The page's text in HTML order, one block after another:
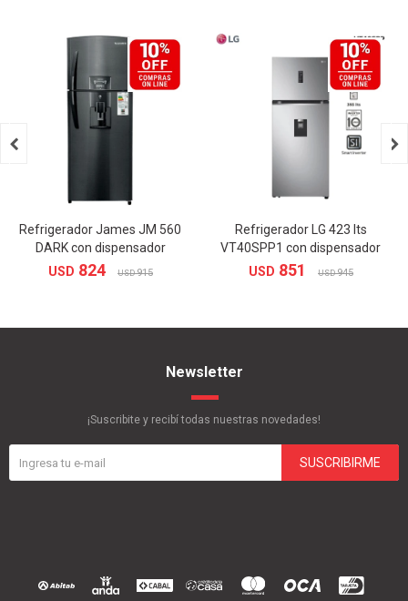
Refrigerador James JM 560
DARK con dispensador
USD 824 USD 915
Refrigerador LG 423 lts
VT40SPP1 con dispensador
USD 851 USD 945
 
Newsletter
¡Suscribite y recibí todas nuestras novedades!
SUSCRIBIRME